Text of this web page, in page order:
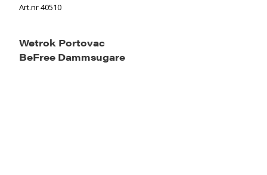
Art.nr 40510
Wetrok Portovac
BeFree Dammsugare